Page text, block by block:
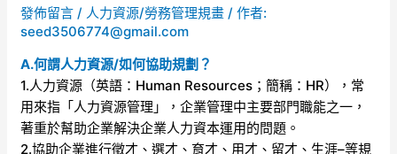
發佈留言 / 人力資源/勞務管理規畫 / 作者:
seed3506774@gmail.com
A.何謂人力資源/如何協助規劃？
1.人力資源（英語：Human Resources；簡稱：HR），常
用來指「人力資源管理」，企業管理中主要部門職能之一，
著重於幫助企業解決企業人力資本運用的問題。
2.協助企業進行徵才、選才、育才、用才、留才、生涯–等規